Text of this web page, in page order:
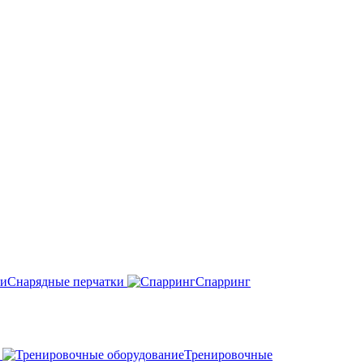
Снарядные перчатки Спарринг
Тренировочные